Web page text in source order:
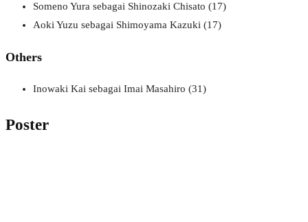
Someno Yura sebagai Shinozaki Chisato (17)
Aoki Yuzu sebagai Shimoyama Kazuki (17)
Others
Inowaki Kai sebagai Imai Masahiro (31)
Poster